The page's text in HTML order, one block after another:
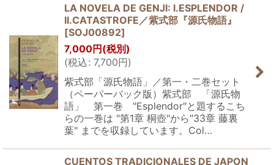
LA NOVELA DE GENJI: I.ESPLENDOR /
II.CATASTROFE／紫式部『源氏物語』
[SOJ00892]
7,000円 (税別)
(税込: 7,700円)
紫式部「源氏物語」／第一・二巻セット
（ペーパーバック版）紫式部 「源氏物
語」 第一巻 "Esplendor"と題するこち
らの一巻は "第1章 桐壺"から"33章 藤裏
葉" までを収録しています。Col…
CUENTOS TRADICIONALES DE JAPON